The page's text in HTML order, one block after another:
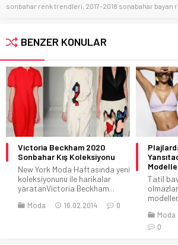
sonbahar renk trendleri, 2017-2018 sonabahar bayan
BENZER KONULAR
Victoria Beckham 2020
Sonbahar Kış Koleksiyonu
New York Moda Haftasında yeni
koleksiyonunu ile harikalar
yaratanVictoria Beckham...
Moda 16.02.2014 0
Tatil
Moda
0